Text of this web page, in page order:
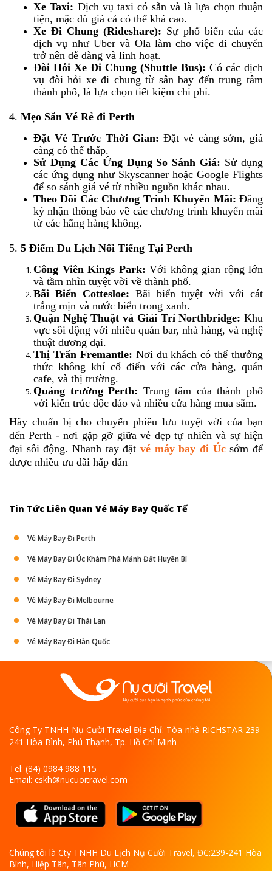
Xe Taxi: Dịch vụ taxi có sẵn và là lựa chọn thuận
tiện, mặc dù giá cả có thể khá cao.
Xe Đi Chung (Rideshare): Sự phổ biến của các
dịch vụ như Uber và Ola làm cho việc di chuyển
trở nên dễ dàng và linh hoạt.
Đòi Hỏi Xe Đi Chung (Shuttle Bus): Có các dịch
vụ đòi hỏi xe đi chung từ sân bay đến trung tâm
thành phố, là lựa chọn tiết kiệm chi phí.
4. Mẹo Săn Vé Rẻ đi Perth
Đặt Vé Trước Thời Gian: Đặt vé càng sớm, giá
càng có thể thấp.
Sử Dụng Các Ứng Dụng So Sánh Giá: Sử dụng
các ứng dụng như Skyscanner hoặc Google Flights
để so sánh giá vé từ nhiều nguồn khác nhau.
Theo Dõi Các Chương Trình Khuyến Mãi: Đăng
ký nhận thông báo về các chương trình khuyến mãi
từ các hãng hàng không.
5. 5 Điểm Du Lịch Nổi Tiếng Tại Perth
Công Viên Kings Park: Với không gian rộng lớn
và tầm nhìn tuyệt vời về thành phố.
Bãi Biển Cottesloe: Bãi biển tuyệt vời với cát
trắng mịn và nước biển trong xanh.
Quận Nghệ Thuật và Giải Trí Northbridge: Khu
vực sôi động với nhiều quán bar, nhà hàng, và nghệ
thuật đương đại.
Thị Trấn Fremantle: Nơi du khách có thể thưởng
thức không khí cổ điển với các cửa hàng, quán
cafe, và thị trường.
Quảng trường Perth: Trung tâm của thành phố
với kiến trúc độc đáo và nhiều cửa hàng mua sắm.
Hãy chuẩn bị cho chuyến phiêu lưu tuyệt vời của bạn
đến Perth - nơi gặp gỡ giữa vẻ đẹp tự nhiên và sự hiện
đại sôi động. Nhanh tay đặt vé máy bay đi Úcsớm để
được nhiều ưu đãi hấp dẫn
Tin Tức Liên Quan Vé Máy Bay Quốc Tế
Vé Máy Bay Đi Perth
Vé Máy Bay Đi Úc Khám Phá Mảnh Đất Huyền Bí
Vé Máy Bay Đi Sydney
Vé Máy Bay Đi Melbourne
Vé Máy Bay Đi Thái Lan
Vé Máy Bay Đi Hàn Quốc
Công Ty TNHH Nụ Cười Travel Địa Chỉ: Tòa nhà RICHSTAR 239-
241 Hòa Bình, Phú Thạnh, Tp. Hồ Chí Minh
Tel: (84) 0984 988 115
Email: cskh@nucuoitravel.com
Chúng tôi là Cty TNHH Du Lịch Nụ Cười Travel, ĐC:239-241 Hòa
Bình, Hiệp Tân, Tân Phú, HCM